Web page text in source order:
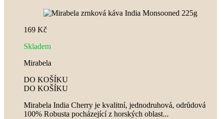
169 Kč
Skladem
Mirabela
DO KOŠÍKU
DO KOŠÍKU
Mirabela India Cherry je kvalitní, jednodruhová, odrůdová
100% Robusta pocházející z horských oblast...